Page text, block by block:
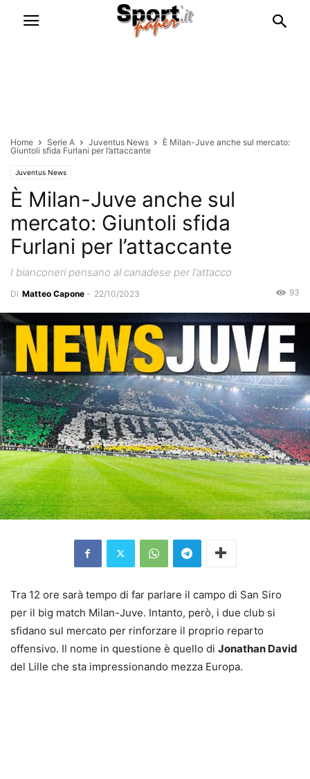
Home Serie A Juventus News
È Milan-Juve anche sul mercato:
Giuntoli sfida Furlani per l’attaccante
Juventus News
È Milan-Juve anche sul
mercato: Giuntoli sfida
Furlani per l’attaccante
I bianconeri pensano al canadese per l'attacco
Di Matteo Capone - 22/10/2023 93
Tra 12 ore sarà tempo di far parlare il campo di San Siro
per il big match Milan-Juve. Intanto, però, i due club si
sfidano sul mercato per rinforzare il proprio reparto
offensivo. Il nome in questione è quello di Jonathan David
del Lille che sta impressionando mezza Europa.